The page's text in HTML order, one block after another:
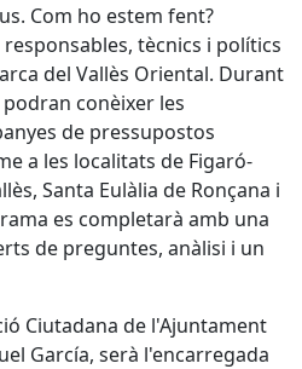
Com ho estem fent?
tècnics i polítics
del Vallès Oriental. Durant
conèixer les
de pressupostos
a les localitats de Figaró-
Santa Eulàlia de Ronçana i
es completarà amb una
de preguntes, anàlisi i un
Ciutadana de l'Ajuntament
García, serà l'encarregada